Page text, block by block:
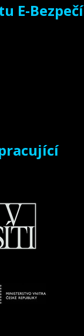
E-Bezpečí